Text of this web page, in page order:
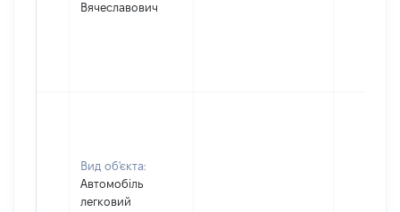
Вячеславович
Вид об'єкта:
Автомобіль
легковий